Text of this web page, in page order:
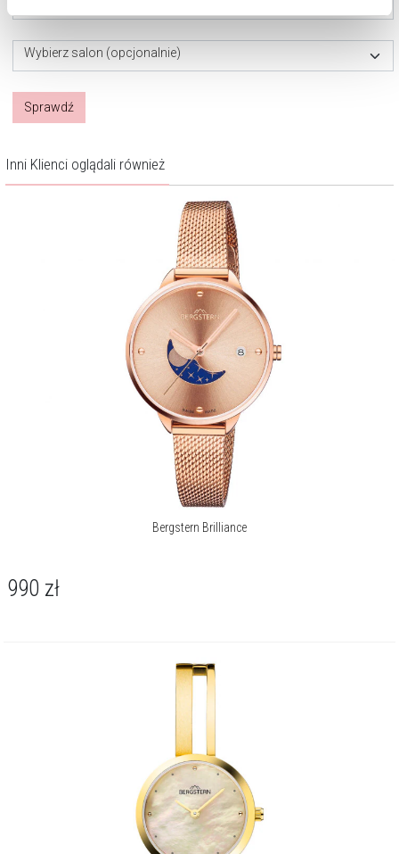
Zarządzaj preferencjami. W każdej chwili możesz
dokonać zmiany wybranych przez Ciebie plików cookie.
Wybierz salon (opcjonalnie)
Sprawdź
Inni Klienci oglądali również
Bergstern Brilliance
990 zł